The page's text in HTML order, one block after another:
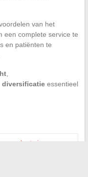
van het
een complete service te
en patiënten te
,
diversificatieessentieel
in